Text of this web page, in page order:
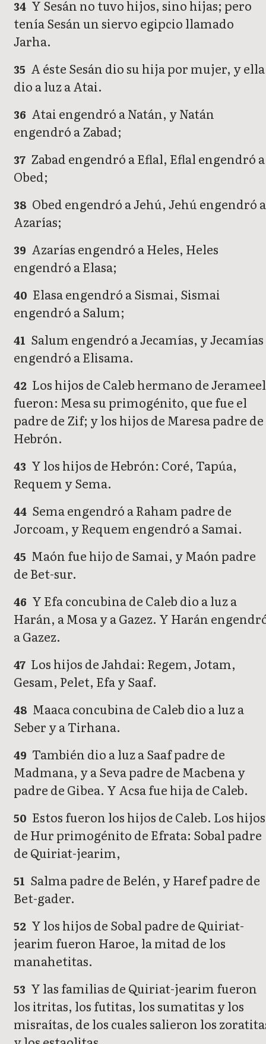
34 Y Sesán no tuvo hijos, sino hijas; pero
tenía Sesán un siervo egipcio llamado
Jarha.
35 A éste Sesán dio su hija por mujer, y ella
dio a luz a Atai.
36 Atai engendró a Natán, y Natán
engendró a Zabad;
37 Zabad engendró a Eflal, Eflal engendró a
Obed;
38 Obed engendró a Jehú, Jehú engendró a
Azarías;
39 Azarías engendró a Heles, Heles
engendró a Elasa;
40 Elasa engendró a Sismai, Sismai
engendró a Salum;
41 Salum engendró a Jecamías, y Jecamías
engendró a Elisama.
42 Los hijos de Caleb hermano de Jerameel
fueron: Mesa su primogénito, que fue el
padre de Zif; y los hijos de Maresa padre de
Hebrón.
43 Y los hijos de Hebrón: Coré, Tapúa,
Requem y Sema.
44 Sema engendró a Raham padre de
Jorcoam, y Requem engendró a Samai.
45 Maón fue hijo de Samai, y Maón padre
de Bet-sur.
46 Y Efa concubina de Caleb dio a luz a
Harán, a Mosa y a Gazez. Y Harán
a Gazez.
47 Los hijos de Jahdai: Regem, Jotam,
Gesam, Pelet, Efa y Saaf.
48 Maaca concubina de Caleb dio a luz a
Seber y a Tirhana.
49 También dio a luz a Saaf padre de
Madmana, y a Seva padre de Macbena y
padre de Gibea. Y Acsa fue hija de Caleb.
50 Estos fueron los hijos de Caleb. Los hijos
de Hur primogénito de Efrata: Sobal padre
de Quiriat-jearim,
51 Salma padre de Belén, y Haref padre de
Bet-gader.
52 Y los hijos de Sobal padre de Quiriat-
jearim fueron Haroe, la mitad de los
manahetitas.
53 Y las familias de Quiriat-jearim fueron
los itritas, los futitas, los sumatitas y los
misraítas, de los cuales salieron los